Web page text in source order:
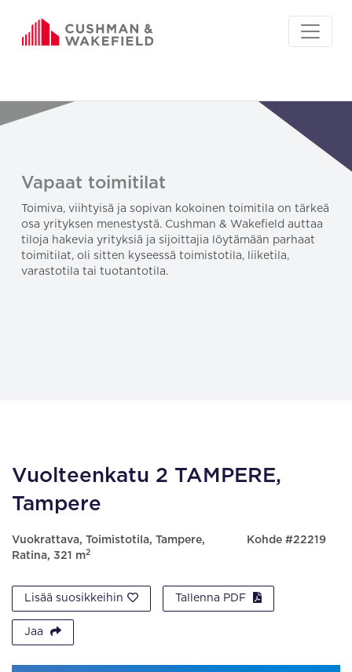
Vapaat toimitilat
Toimiva, viihtyisä ja sopivan kokoinen toimitila on tärkeä
osa yrityksen menestystä. Cushman & Wakefield auttaa
tiloja hakevia yrityksiä ja sijoittajia löytämään parhaat
toimitilat, oli sitten kyseessä toimistotila, liiketila,
varastotila tai tuotantotila.
Vuolteenkatu 2 TAMPERE,
Tampere
Vuokrattava, Toimistotila, Tampere,
Ratina, 321 m2
Kohde #22219
Lisää suosikkeihin Tallenna PDF
Jaa